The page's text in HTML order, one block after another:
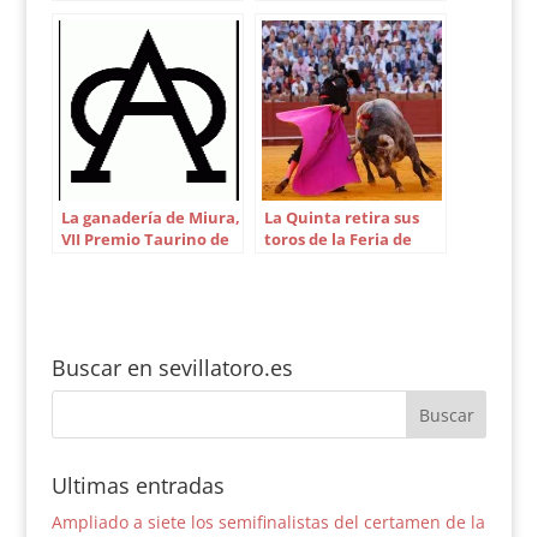
La ganadería de Miura,
VII Premio Taurino de
La Quinta retira sus
toros de la Feria de
Buscar en sevillatoro.es
Ultimas entradas
Ampliado a siete los semifinalistas del certamen de la